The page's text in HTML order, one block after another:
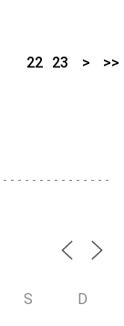
22 23 > >>
S D